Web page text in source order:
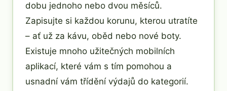
dobu jednoho nebo dvou měsíců.
Zapisujte si každou korunu, kterou utratíte
– ať už za kávu, oběd nebo nové boty.
Existuje mnoho užitečných mobilních
aplikací, které vám s tím pomohou a
usnadní vám třídění výdajů do kategorií.